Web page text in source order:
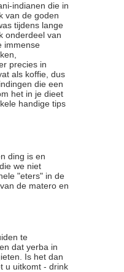
indianen die in
van de goden
tijdens lange
onderdeel van
immense
precies in
als koffie, dus
die een
het in je dieet
handige tips
ding is en
we niet
"eters" in de
de matero en
te
dat yerba in
Is het dan
u uitkomt - drink